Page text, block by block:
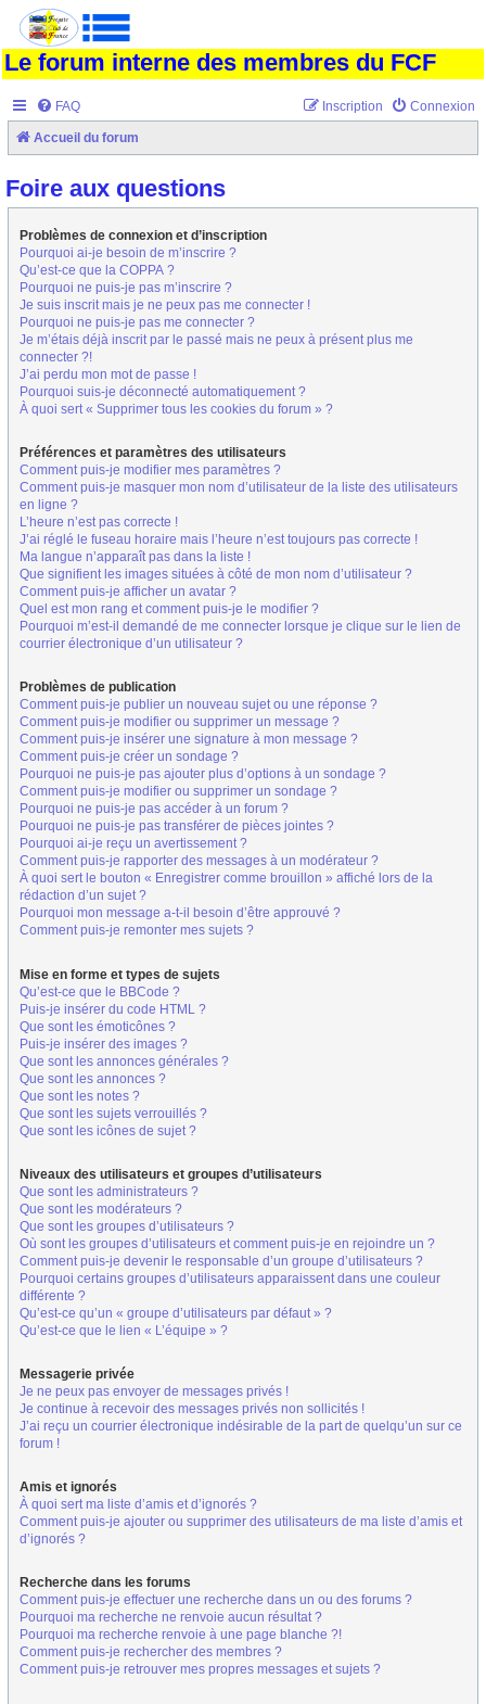
Le forum interne des membres du FCF
FAQ Connexion
Inscription
Accueil du forum
Foire aux questions
Problèmes de connexion et d’inscription
Pourquoi ai-je besoin de m’inscrire ?
Qu’est-ce que la COPPA ?
Pourquoi ne puis-je pas m’inscrire ?
Je suis inscrit mais je ne peux pas me connecter !
Pourquoi ne puis-je pas me connecter ?
Je m’étais déjà inscrit par le passé mais ne peux à présent plus me
connecter ?!
J’ai perdu mon mot de passe !
Pourquoi suis-je déconnecté automatiquement ?
À quoi sert « Supprimer tous les cookies du forum » ?
Préférences et paramètres des utilisateurs
Comment puis-je modifier mes paramètres ?
Comment puis-je masquer mon nom d’utilisateur de la liste des utilisateurs
en ligne ?
L’heure n’est pas correcte !
J’ai réglé le fuseau horaire mais l’heure n’est toujours pas correcte !
Ma langue n’apparaît pas dans la liste !
Que signifient les images situées à côté de mon nom d’utilisateur ?
Comment puis-je afficher un avatar ?
Quel est mon rang et comment puis-je le modifier ?
Pourquoi m’est-il demandé de me connecter lorsque je clique sur le lien de
courrier électronique d’un utilisateur ?
Problèmes de publication
Comment puis-je publier un nouveau sujet ou une réponse ?
Comment puis-je modifier ou supprimer un message ?
Comment puis-je insérer une signature à mon message ?
Comment puis-je créer un sondage ?
Pourquoi ne puis-je pas ajouter plus d’options à un sondage ?
Comment puis-je modifier ou supprimer un sondage ?
Pourquoi ne puis-je pas accéder à un forum ?
Pourquoi ne puis-je pas transférer de pièces jointes ?
Pourquoi ai-je reçu un avertissement ?
Comment puis-je rapporter des messages à un modérateur ?
À quoi sert le bouton « Enregistrer comme brouillon » affiché lors de la
rédaction d’un sujet ?
Pourquoi mon message a-t-il besoin d’être approuvé ?
Comment puis-je remonter mes sujets ?
Mise en forme et types de sujets
Qu’est-ce que le BBCode ?
Puis-je insérer du code HTML ?
Que sont les émoticônes ?
Puis-je insérer des images ?
Que sont les annonces générales ?
Que sont les annonces ?
Que sont les notes ?
Que sont les sujets verrouillés ?
Que sont les icônes de sujet ?
Niveaux des utilisateurs et groupes d’utilisateurs
Que sont les administrateurs ?
Que sont les modérateurs ?
Que sont les groupes d’utilisateurs ?
Où sont les groupes d’utilisateurs et comment puis-je en rejoindre un ?
Comment puis-je devenir le responsable d’un groupe d’utilisateurs ?
Pourquoi certains groupes d’utilisateurs apparaissent dans une couleur
différente ?
Qu’est-ce qu’un « groupe d’utilisateurs par défaut » ?
Qu’est-ce que le lien « L’équipe » ?
Messagerie privée
Je ne peux pas envoyer de messages privés !
Je continue à recevoir des messages privés non sollicités !
J’ai reçu un courrier électronique indésirable de la part de quelqu’un sur ce
forum !
Amis et ignorés
À quoi sert ma liste d’amis et d’ignorés ?
Comment puis-je ajouter ou supprimer des utilisateurs de ma liste d’amis et
d’ignorés ?
Recherche dans les forums
Comment puis-je effectuer une recherche dans un ou des forums ?
Pourquoi ma recherche ne renvoie aucun résultat ?
Pourquoi ma recherche renvoie à une page blanche ?!
Comment puis-je rechercher des membres ?
Comment puis-je retrouver mes propres messages et sujets ?